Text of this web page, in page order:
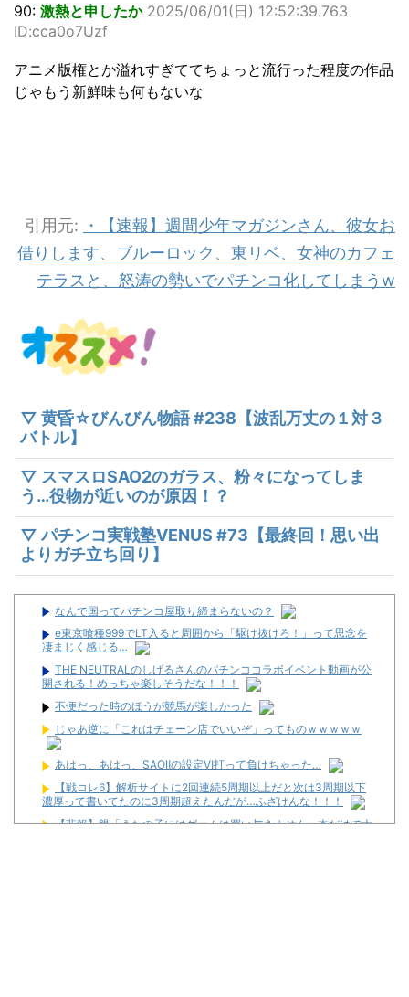
90: 激熱と申したか 2025/06/01(日) 12:52:39.763
ID:cca0o7Uzf
アニメ版権とか溢れすぎててちょっと流行った程度の作品
じゃもう新鮮味も何もないな
引用元:
・【速報】週間少年マガジンさん、彼女お
借りします、ブルーロック、東リベ、女神のカフェ
テラスと、怒涛の勢いでパチンコ化してしまうw
▽ 黄昏☆びんびん物語 #238【波乱万丈の１対３
バトル】
▽ スマスロSAO2のガラス、粉々になってしま
う…役物が近いのが原因！？
▽ パチンコ実戦塾VENUS #73【最終回！思い出
よりガチ立ち回り】
なんで国ってパチンコ屋取り締まらないの？
e東京喰種999でLT入ると周囲から「駆け抜けろ！」って思念を
凄まじく感じる…
THE NEUTRALのしげるさんのパチンココラボイベント動画が公
開される！めっちゃ楽しそうだな！！！
不便だった時のほうが競馬が楽しかった
じゃあ逆に「これはチェーン店でいいぞ」ってものｗｗｗｗｗ
あはっ、あはっ、SAOⅡの設定Ⅵ打って負けちゃった…
【戦コレ6】解析サイトに2回連続5周期以上だと次は3周期以下
濃厚って書いてたのに3周期超えたんだが…ふざけんな！！！
【悲報】親「うちの子にはゲームは買い与えません。本だけで十